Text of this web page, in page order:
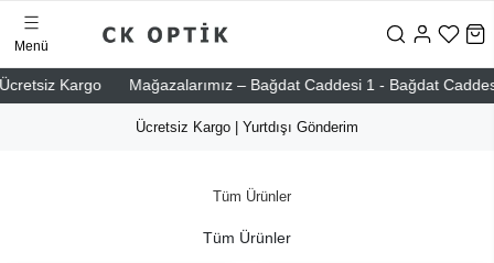
Kargo Mağazalarımız – Bağdat Caddesi 1 - Bağdat Caddesi 2
Menü
Ücretsiz Kargo | Yurtdışı Gönderim
Tüm Ürünler
Tüm Ürünler